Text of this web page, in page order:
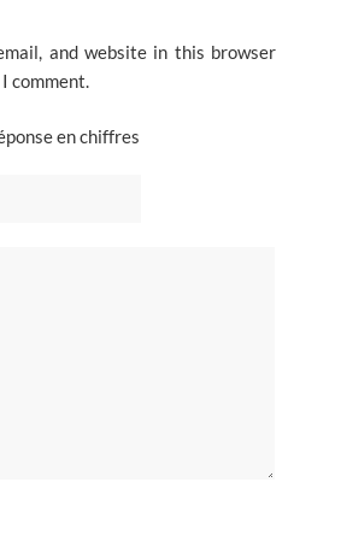
and website in this browser
comment.
en chiffres